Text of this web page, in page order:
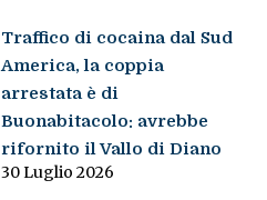
Traffico di cocaina dal Sud
America, la coppia
arrestata è di
Buonabitacolo: avrebbe
rifornito il Vallo di Diano
30 Luglio 2026